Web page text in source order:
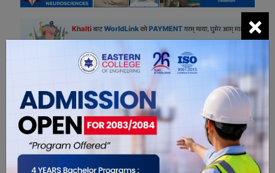
सम्बंधित खबरहरु
×